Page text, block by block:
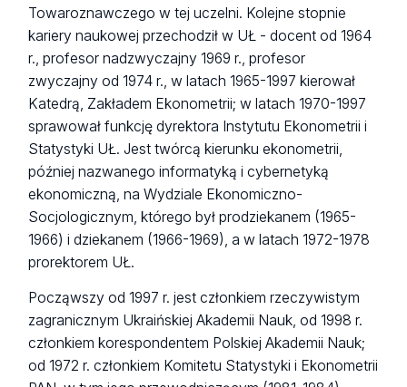
Towaroznawczego w tej uczelni. Kolejne stopnie
kariery naukowej przechodził w UŁ - docent od 1964
r., profesor nadzwyczajny 1969 r., profesor
zwyczajny od 1974 r., w latach 1965-1997 kierował
Katedrą, Zakładem Ekonometrii; w latach 1970-1997
sprawował funkcję dyrektora Instytutu Ekonometrii i
Statystyki UŁ. Jest twórcą kierunku ekonometrii,
później nazwanego informatyką i cybernetyką
ekonomiczną, na Wydziale Ekonomiczno-
Socjologicznym, którego był prodziekanem (1965-
1966) i dziekanem (1966-1969), a w latach 1972-1978
prorektorem UŁ.
Począwszy od 1997 r. jest członkiem rzeczywistym
zagranicznym Ukraińskiej Akademii Nauk, od 1998 r.
członkiem korespondentem Polskiej Akademii Nauk;
od 1972 r. członkiem Komitetu Statystyki i Ekonometrii